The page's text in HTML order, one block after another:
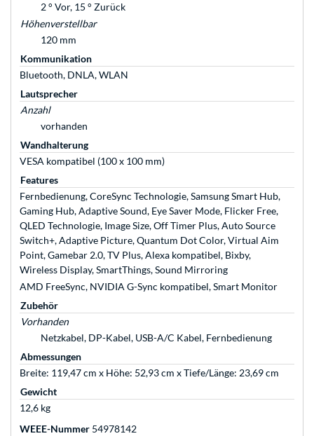
2 ° Vor, 15 ° Zurück
Höhenverstellbar
120 mm
Kommunikation
Bluetooth, DNLA, WLAN
Lautsprecher
Anzahl
vorhanden
Wandhalterung
VESA kompatibel (100 x 100 mm)
Features
Fernbedienung, CoreSync Technologie, Samsung Smart Hub,
Gaming Hub, Adaptive Sound, Eye Saver Mode, Flicker Free,
QLED Technologie, Image Size, Off Timer Plus, Auto Source
Switch+, Adaptive Picture, Quantum Dot Color, Virtual Aim
Point, Gamebar 2.0, TV Plus, Alexa kompatibel, Bixby,
Wireless Display, SmartThings, Sound Mirroring
AMD FreeSync, NVIDIA G-Sync kompatibel, Smart Monitor
Zubehör
Vorhanden
Netzkabel, DP-Kabel, USB-A/C Kabel, Fernbedienung
Abmessungen
Breite: 119,47 cm x Höhe: 52,93 cm x Tiefe/Länge: 23,69 cm
Gewicht
12,6 kg
WEEE-Nummer 54978142